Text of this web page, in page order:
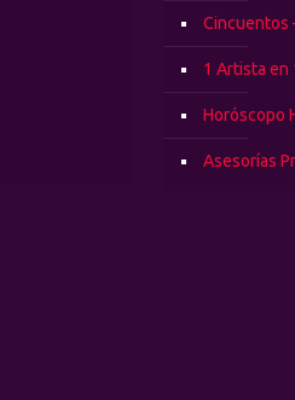
Cincuentos
1 Artista en
Horóscopo
Asesorías